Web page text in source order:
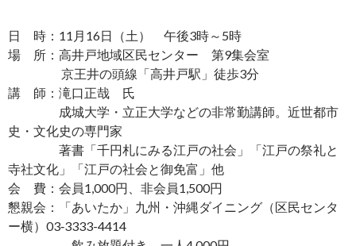
日 時：11月16日（土） 午後3時～5時
場 所：高井戸地域区民センター 第9集会室
京王井の頭線「高井戸駅」徒歩3分
講 師：滝口正哉 氏
成城大学・立正大学などの非常勤講師。近世都市
史・文化史の専門家
著書「千円札にみる江戸の社会」「江戸の祭礼と
寺社文化」「江戸の社会と御免富」他
会 費：会員1,000円、非会員1,500円
懇親会：「あいたか」九州・沖縄ダイニング（区民センタ
ー横）03‐3333-4414